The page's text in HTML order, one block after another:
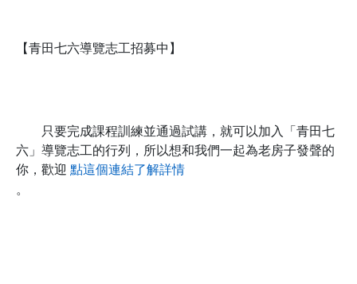
【青田七六導覽志工招募中】
只要完成課程訓練並通過試講，就可以加入「青田七
六」導覽志工的行列，所以想和我們一起為老房子發聲的
你，歡迎 點這個連結了解詳情
。